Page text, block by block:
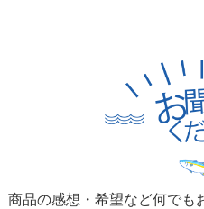
商品の感想・希望など何でも